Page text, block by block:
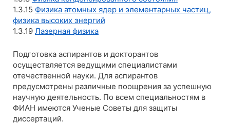
1.3.15 Физика атомных ядер и элементарных частиц,
физика высоких энергий
1.3.19 Лазерная физика
Подготовка аспирантов и докторантов
осуществляется ведущими специалистами
отечественной науки. Для аспирантов
предусмотрены различные поощрения за успешную
научную деятельность. По всем специальностям в
ФИАН имеются Ученые Советы для защиты
диссертаций.